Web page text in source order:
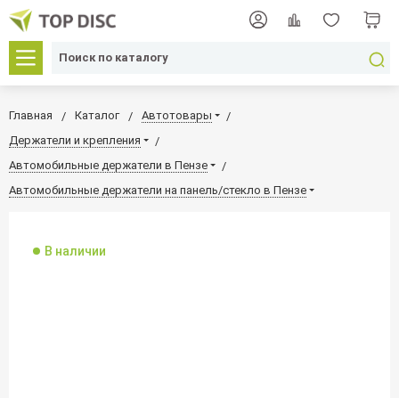
Главная Каталог
Автотовары
Держатели и крепления
Автомобильные держатели в Пензе
Автомобильные держатели на панель/стекло в Пензе
В наличии